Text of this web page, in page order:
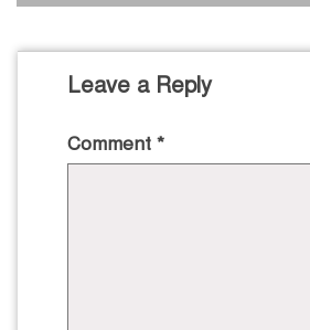
Leave a Reply
Comment *